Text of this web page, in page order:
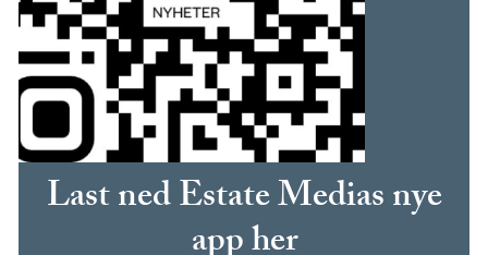
Last ned Estate Medias nye